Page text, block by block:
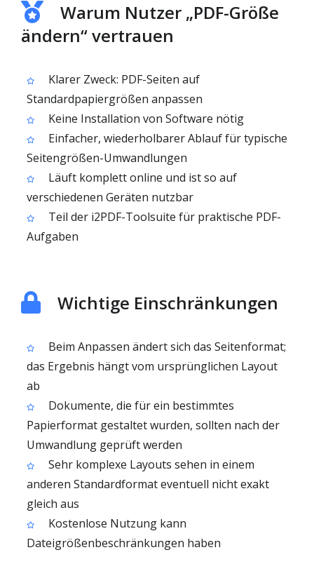
Warum Nutzer „PDF-Größe
ändern“ vertrauen
Klarer Zweck: PDF-Seiten auf
Standardpapiergrößen anpassen
Keine Installation von Software nötig
Einfacher, wiederholbarer Ablauf für typische
Seitengrößen-Umwandlungen
Läuft komplett online und ist so auf
verschiedenen Geräten nutzbar
Teil der i2PDF-Toolsuite für praktische PDF-
Aufgaben
Wichtige Einschränkungen
Beim Anpassen ändert sich das Seitenformat;
das Ergebnis hängt vom ursprünglichen Layout
ab
Dokumente, die für ein bestimmtes
Papierformat gestaltet wurden, sollten nach der
Umwandlung geprüft werden
Sehr komplexe Layouts sehen in einem
anderen Standardformat eventuell nicht exakt
gleich aus
Kostenlose Nutzung kann
Dateigrößenbeschränkungen haben